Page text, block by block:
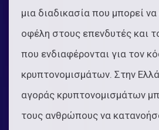
μια διαδικασία που μπορεί
οφέλη στους επενδυτές και
που ενδιαφέρονται για τον
κρυπτονομισμάτων. Στην
αγοράς κρυπτονομισμάτων
τους ανθρώπους να